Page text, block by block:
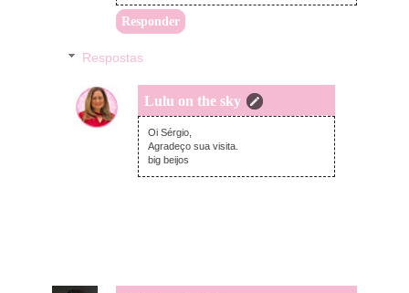
Responder
Respostas
Lulu on the sky
terça-feira, setembro 04, 2018
Oi Sérgio,
Agradeço sua visita.
big beijos